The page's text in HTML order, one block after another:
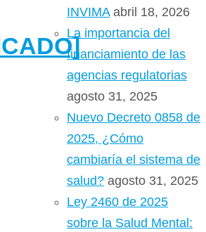
INVIMA abril 18, 2026
La importancia del
financiamiento de las
agencias regulatorias
agosto 31, 2025
Nuevo Decreto 0858 de
2025, ¿Cómo
cambiaría el sistema de
salud? agosto 31, 2025
Ley 2460 de 2025
sobre la Salud Mental: